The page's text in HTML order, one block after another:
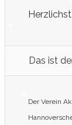
Das ist
Der Verein